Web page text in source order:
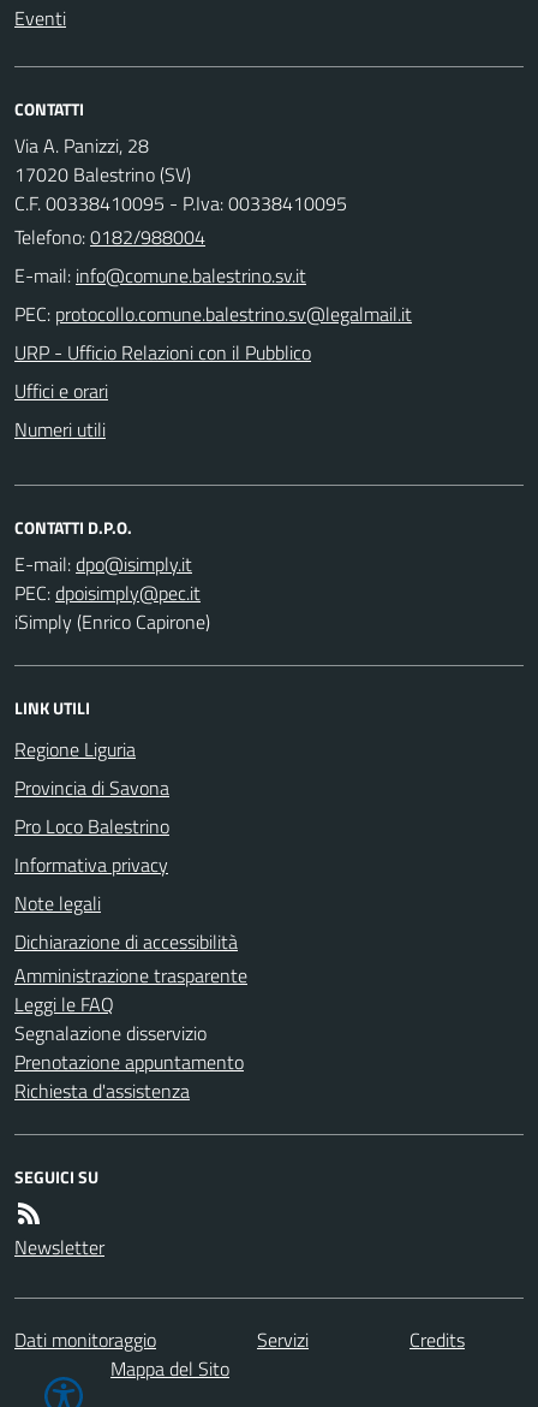
Eventi
CONTATTI
Via A. Panizzi, 28
17020 Balestrino (SV)
C.F. 00338410095 - P.Iva: 00338410095
Telefono:0182/988004
E-mail:
PEC:
URP - Ufficio Relazioni con il Pubblico
Uffici e orari
Numeri utili
CONTATTI D.P.O.
E-mail:
PEC:
iSimply (Enrico Capirone)
LINK UTILI
Regione Liguria
Provincia di Savona
Pro Loco Balestrino
Informativa privacy
Note legali
Dichiarazione di accessibilità
Amministrazione trasparente
Leggi le FAQ
Segnalazione disservizio
Prenotazione appuntamento
Richiesta d'assistenza
SEGUICI SU
Newsletter
Dati monitoraggio Servizi
Credits
Mappa del Sito